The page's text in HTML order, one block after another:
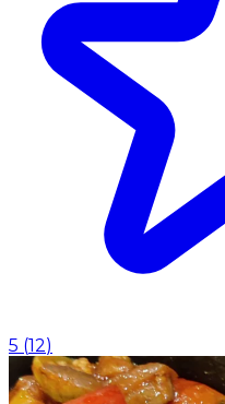
5 (12)